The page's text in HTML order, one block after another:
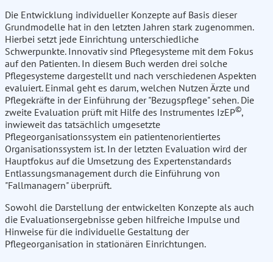
Die Entwicklung individueller Konzepte auf Basis dieser
Grundmodelle hat in den letzten Jahren stark zugenommen.
Hierbei setzt jede Einrichtung unterschiedliche
Schwerpunkte. Innovativ sind Pflegesysteme mit dem Fokus
auf den Patienten. In diesem Buch werden drei solche
Pflegesysteme dargestellt und nach verschiedenen Aspekten
evaluiert. Einmal geht es darum, welchen Nutzen Ärzte und
Pflegekräfte in der Einführung der "Bezugspflege" sehen. Die
zweite Evaluation prüft mit Hilfe des Instrumentes IzEP©,
inwieweit das tatsächlich umgesetzte
Pflegeorganisationssystem ein patientenorientiertes
Organisationssystem ist. In der letzten Evaluation wird der
Hauptfokus auf die Umsetzung des Expertenstandards
Entlassungsmanagement durch die Einführung von
"Fallmanagern" überprüft.
Sowohl die Darstellung der entwickelten Konzepte als auch
die Evaluationsergebnisse geben hilfreiche Impulse und
Hinweise für die individuelle Gestaltung der
Pflegeorganisation in stationären Einrichtungen.